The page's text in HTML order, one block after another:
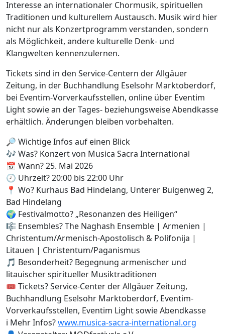
Interesse an internationaler Chormusik, spirituellen
Traditionen und kulturellem Austausch. Musik wird hier
nicht nur als Konzertprogramm verstanden, sondern
als Möglichkeit, andere kulturelle Denk- und
Klangwelten kennenzulernen.
Tickets sind in den Service-Centern der Allgäuer
Zeitung, in der Buchhandlung Eselsohr Marktoberdorf,
bei Eventim-Vorverkaufsstellen, online über Eventim
Light sowie an der Tages- beziehungsweise Abendkasse
erhältlich. Änderungen bleiben vorbehalten.
🔎 Wichtige Infos auf einen Blick
🎶 Was? Konzert von Musica Sacra International
📅 Wann? 25. Mai 2026
🕗 Uhrzeit? 20:00 bis 22:00 Uhr
📍 Wo? Kurhaus Bad Hindelang, Unterer Buigenweg 2,
Bad Hindelang
🌍 Festivalmotto? „Resonanzen des Heiligen“
🎼 Ensembles? The Naghash Ensemble | Armenien |
Christentum/Armenisch-Apostolisch & Polifonija |
Litauen | Christentum/Paganismus
🎵 Besonderheit? Begegnung armenischer und
litauischer spiritueller Musiktraditionen
🎟️ Tickets? Service-Center der Allgäuer Zeitung,
Buchhandlung Eselsohr Marktoberdorf, Eventim-
Vorverkaufsstellen, Eventim Light sowie Abendkasse
ℹ️ Mehr Infos?www.musica-sacra-international.org